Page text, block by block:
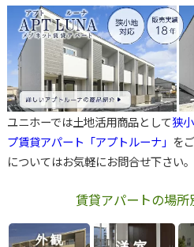
ユニホーでは土地活用商品として狭
プ賃貸アパート「アプトルーナ」 を
についてはお気軽にお問合せ下さい。
賃貸アパートの場